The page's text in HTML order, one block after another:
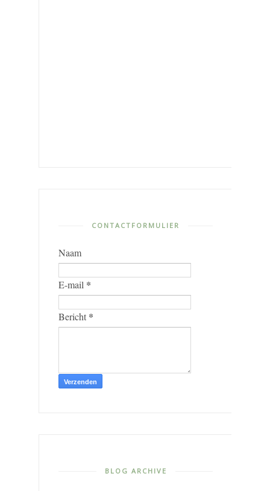
CONTACTFORMULIER
Naam
E-mail *
Bericht *
BLOG ARCHIVE